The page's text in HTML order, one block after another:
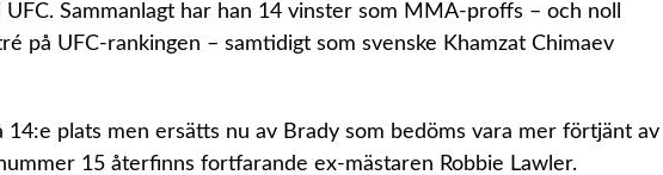
Sammanlagt har han 14 vinster som MMA-proffs – och noll
på UFC-rankingen – samtidigt som svenske Khamzat Chimaev
14:e plats men ersätts nu av Brady som bedöms vara mer förtjänt av
15 återfinns fortfarande ex-mästaren Robbie Lawler.